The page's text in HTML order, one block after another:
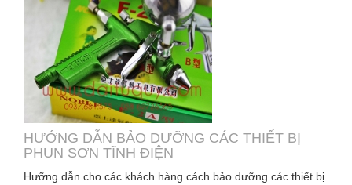
HƯỚNG DẪN BẢO DƯỠNG CÁC THIẾT BỊ
PHUN SƠN TĨNH ĐIỆN
Hưỡng dẫn cho các khách hàng cách bảo dưỡng các thiết bị